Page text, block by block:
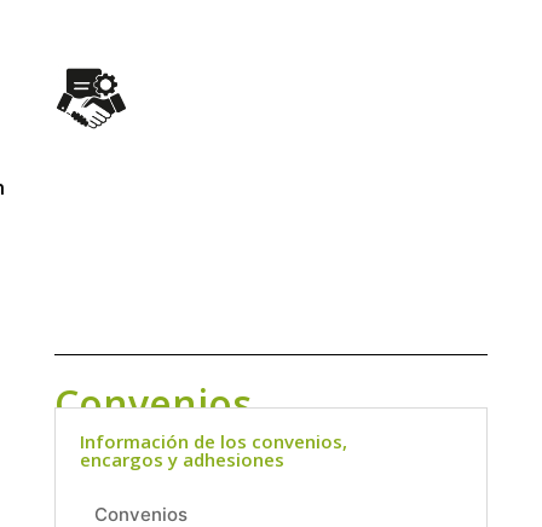
Convenios
Información de los convenios,
encargos y adhesiones
Convenios